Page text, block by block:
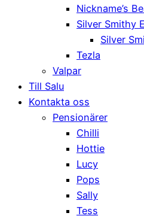
Nickname’s
Silver Smithy
Silver
Tezla
Valpar
Till Salu
Kontakta oss
Pensionärer
Chilli
Hottie
Lucy
Pops
Sally
Tess